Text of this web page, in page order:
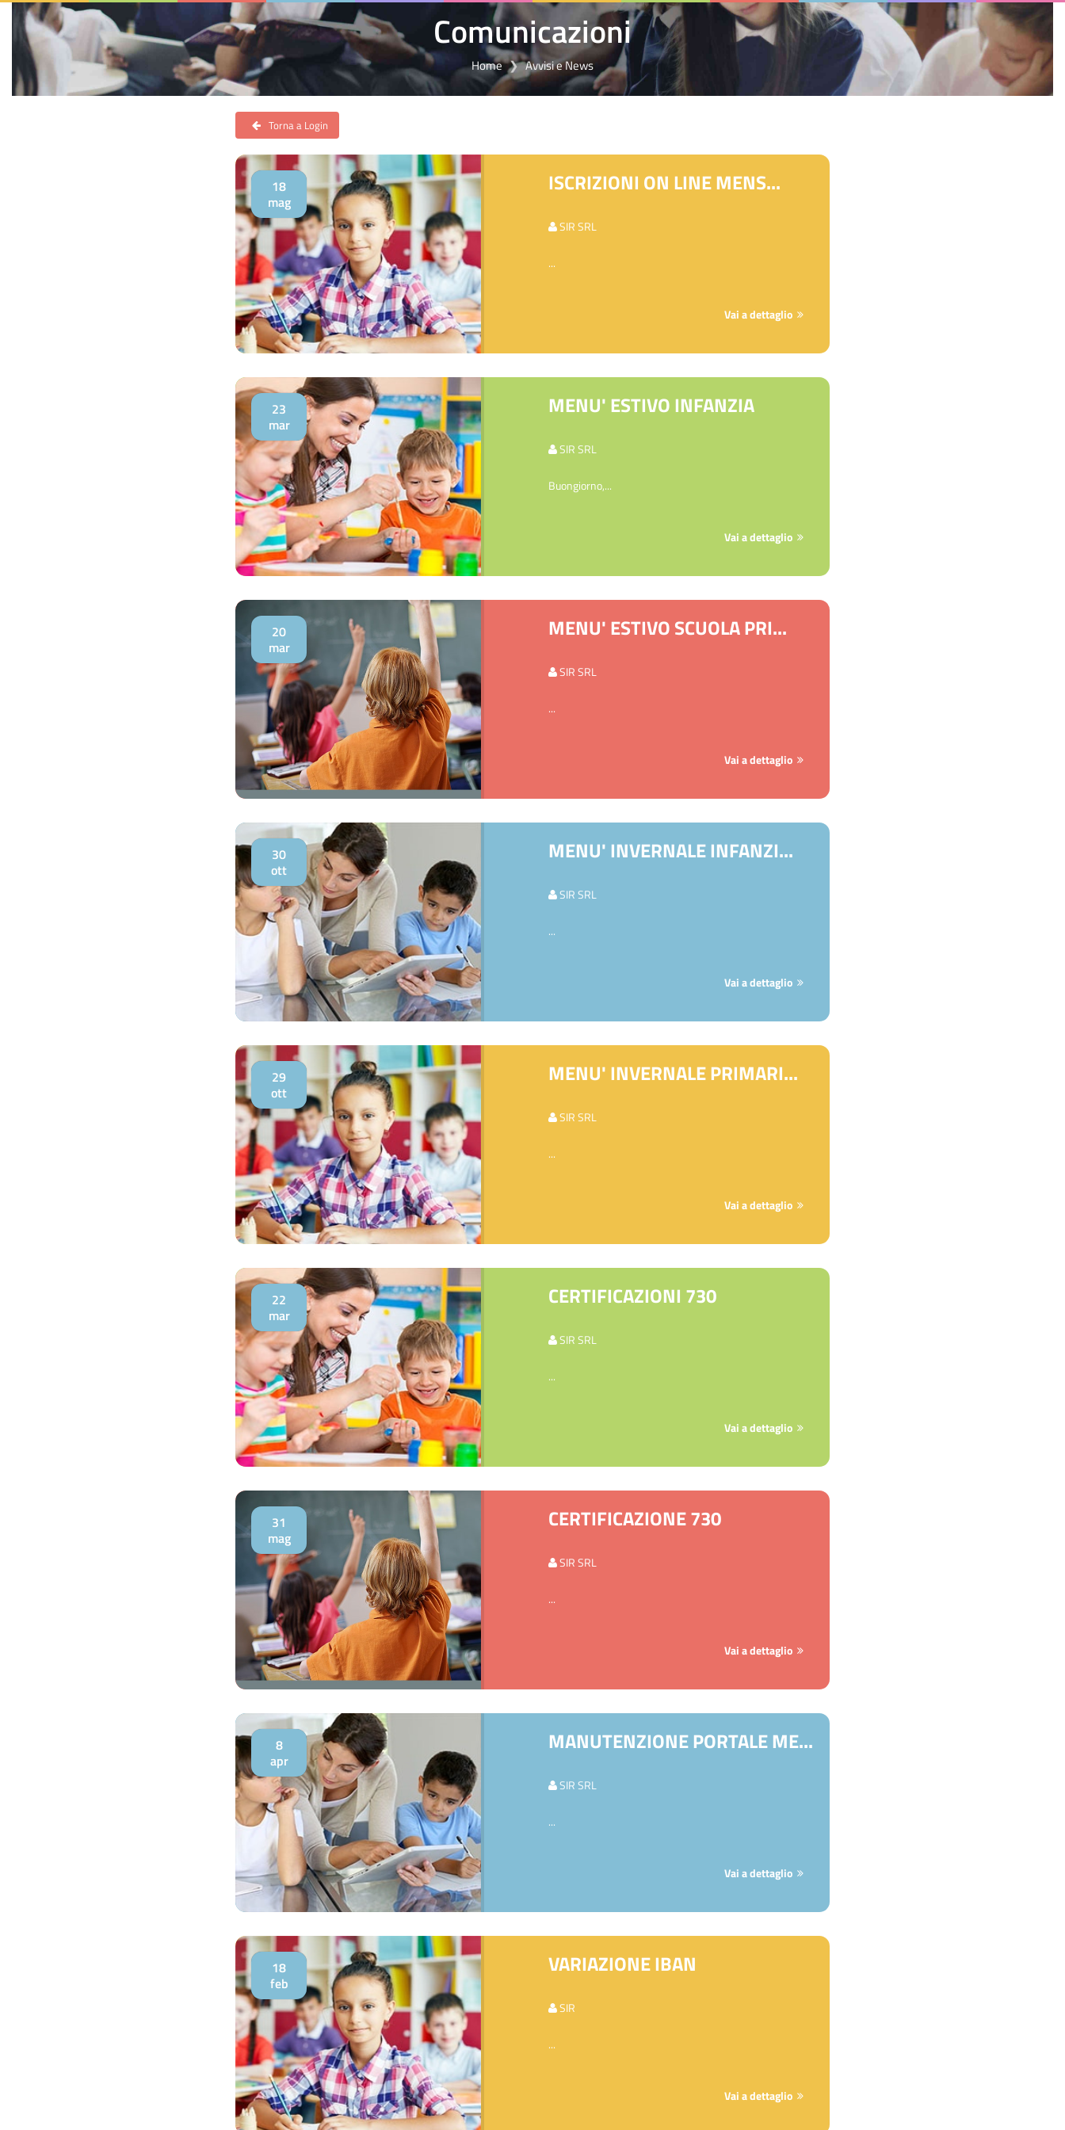
Comunicazioni
Home Avvisi e News
Torna a Login
18
mag
ISCRIZIONI ON LINE MENS...
SIR SRL
...
Vai a dettaglio
23
mar
MENU' ESTIVO INFANZIA
SIR SRL
Buongiorno,...
Vai a dettaglio
20
mar
MENU' ESTIVO SCUOLA PRI...
SIR SRL
...
Vai a dettaglio
30
ott
MENU' INVERNALE INFANZI...
SIR SRL
...
Vai a dettaglio
29
ott
MENU' INVERNALE PRIMARI...
SIR SRL
...
Vai a dettaglio
22
mar
CERTIFICAZIONI 730
SIR SRL
...
Vai a dettaglio
31
mag
CERTIFICAZIONE 730
SIR SRL
...
Vai a dettaglio
8
apr
MANUTENZIONE PORTALE ME...
SIR SRL
...
Vai a dettaglio
18
feb
VARIAZIONE IBAN
SIR
...
Vai a dettaglio